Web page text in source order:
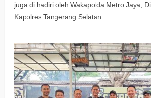
juga di hadiri oleh Wakapolda Metro Jaya,
Kapolres Tangerang Selatan.